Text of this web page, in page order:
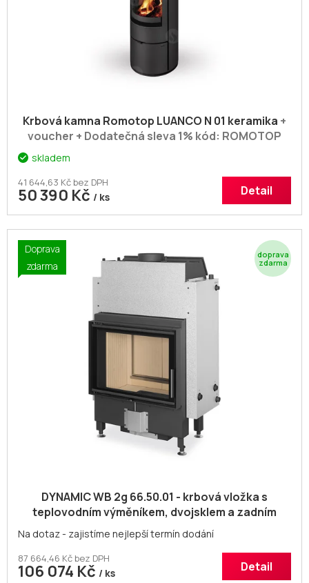
Krbová kamna Romotop LUANCO N 01 keramika +
voucher + Dodatečná sleva 1% kód: ROMOTOP
skladem
41 644,63 Kč bez DPH
50 390 Kč / ks Detail
Doprava
zdarma
Z
DYNAMIC WB 2g 66.50.01 - krbová vložka s
teplovodním výměníkem, dvojsklem a zadním
přikládáním
Na dotaz - zajistíme nejlepší termín dodání
87 664,46 Kč bez DPH
106 074 Kč / ks Detail